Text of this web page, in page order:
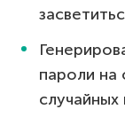
пароли на